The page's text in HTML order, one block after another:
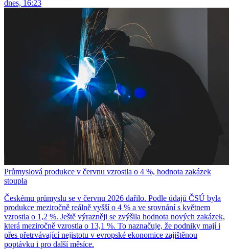
dnes, 16:23
Průmyslová produkce v červnu vzrostla o 4 %, hodnota zakázek
stoupla
Českému průmyslu se v červnu 2026 dařilo. Podle údajů ČSÚ byla
produkce meziročně reálně vyšší o 4 % a ve srovnání s květnem
vzrostla o 1,2 %. Ještě výrazněji se zvýšila hodnota nových zakázek,
která meziročně vzrostla o 13,1 %. To naznačuje, že podniky mají i
přes přetrvávající nejistotu v evropské ekonomice zajištěnou
poptávku i pro další měsíce.